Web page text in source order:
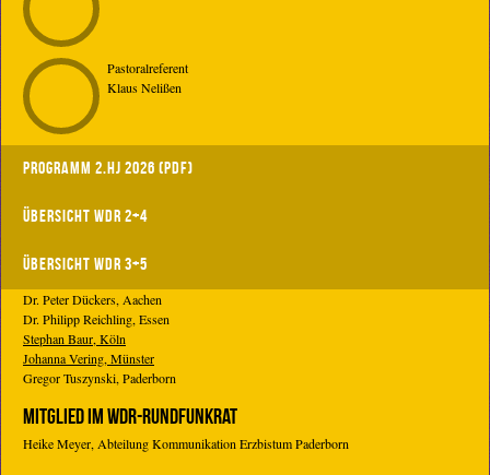
Pastoralreferent
Klaus Nelißen
Programm 2.HJ 2026 (PDF)
Übersicht WDR 2+4
Übersicht WDR 3+5
Dr. Peter Dückers, Aachen
Dr. Philipp Reichling, Essen
Stephan Baur, Köln
Johanna Vering, Münster
Gregor Tuszynski, Paderborn
MITGLIED IM WDR-RUNDFUNKRAT
Heike Meyer, Abteilung Kommunikation Erzbistum Paderborn